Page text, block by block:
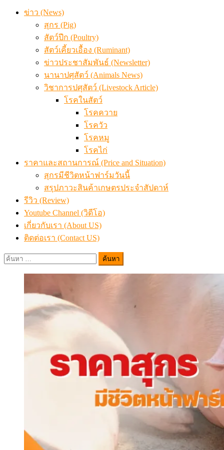
ข่าว (News)
สุกร (Pig)
สัตว์ปีก (Poultry)
สัตว์เคี้ยวเอื้อง (Ruminant)
ข่าวประชาสัมพันธ์ (Newsletter)
นานาปศุสัตว์ (Animals News)
วิชาการปศุสัตว์ (Livestock Article)
โรคในสัตว์
โรคควาย
โรควัว
โรคหมู
โรคไก่
ราคาและสถานการณ์ (Price and Situation)
สุกรมีชีวิตหน้าฟาร์มวันนี้
สรุปภาวะสินค้าเกษตรประจำสัปดาห์
รีวิว (Review)
Youtube Channel (วิดีโอ)
เกี่ยวกับเรา (About US)
ติดต่อเรา (Contact US)
ค้นหา